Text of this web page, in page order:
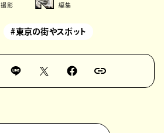
撮影 編集
#東京の街やスポット